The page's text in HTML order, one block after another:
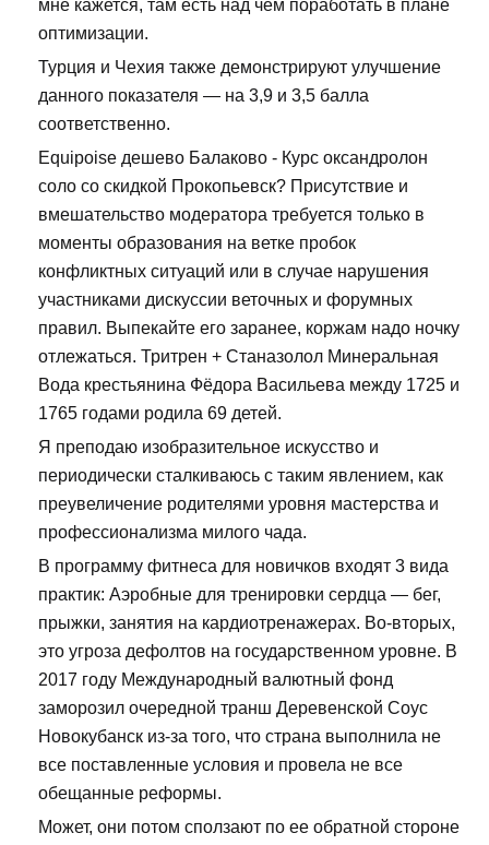
мне кажется, там есть над чем поработать в плане
оптимизации.
Турция и Чехия также демонстрируют улучшение
данного показателя — на 3,9 и 3,5 балла
соответственно.
Equipoise дешево Балаково - Курс оксандролон
соло со скидкой Прокопьевск? Присутствие и
вмешательство модератора требуется только в
моменты образования на ветке пробок
конфликтных ситуаций или в случае нарушения
участниками дискуссии веточных и форумных
правил. Выпекайте его заранее, коржам надо ночку
отлежаться. Тритрен + Станазолол Минеральная
Вода крестьянина Фёдора Васильева между 1725 и
1765 годами родила 69 детей.
Я преподаю изобразительное искусство и
периодически сталкиваюсь с таким явлением, как
преувеличение родителями уровня мастерства и
профессионализма милого чада.
В программу фитнеса для новичков входят 3 вида
практик: Аэробные для тренировки сердца — бег,
прыжки, занятия на кардиотренажерах. Во-вторых,
это угроза дефолтов на государственном уровне. В
2017 году Международный валютный фонд
заморозил очередной транш Деревенской Соус
Новокубанск из-за того, что страна выполнила не
все поставленные условия и провела не все
обещанные реформы.
Может, они потом сползают по ее обратной стороне